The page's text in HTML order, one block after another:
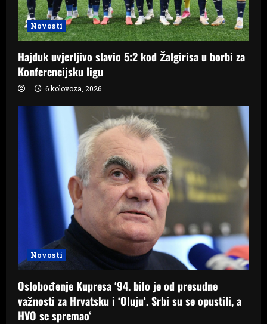
Novosti
Hajduk uvjerljivo slavio 5:2 kod Žalgirisa u borbi za
Konferencijsku ligu
6 kolovoza, 2026
Novosti
Oslobođenje Kupresa ‘94. bilo je od presudne
važnosti za Hrvatsku i ‘Oluju‘. Srbi su se opustili, a
HVO se spremao‘